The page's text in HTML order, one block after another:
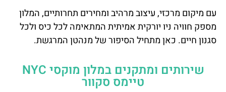
עם מיקום מרכזי, עיצוב מרהיב ומחירים תחרותיים, המלון
מספק חוויה ניו יורקית אמיתית המתאימה לכל כיס ולכל
סגנון חיים. כאן מתחיל הסיפור של מנהטן המרגשת.
שירותים ומתקנים במלון מוקסי NYC
טיימס סקוור